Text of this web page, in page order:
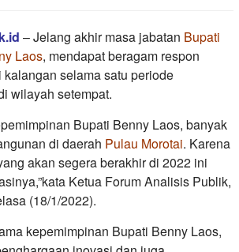
– Jelang akhir masa jabatan Bupati
Laos, mendapat beragam respon
selama satu periode
wilayah setempat.
Bupati Benny Laos, banyak
di daerah Pulau Morotai. Karena
akan segera berakhir di 2022 ini
Ketua Forum Analisis Publik,
(18/1/2022).
kepemimpinan Bupati Benny Laos,